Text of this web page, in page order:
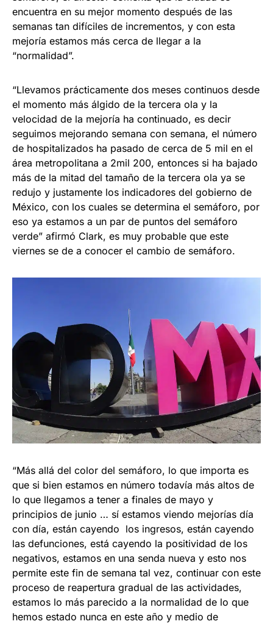
encuentra en su mejor momento después de las
semanas tan difíciles de incrementos, y con esta
mejoría estamos más cerca de llegar a la
“normalidad”.
“Llevamos prácticamente dos meses continuos desde
el momento más álgido de la tercera ola y la
velocidad de la mejoría ha continuado, es decir
seguimos mejorando semana con semana, el número
de hospitalizados ha pasado de cerca de 5 mil en el
área metropolitana a 2mil 200, entonces si ha bajado
más de la mitad del tamaño de la tercera ola ya se
redujo y justamente los indicadores del gobierno de
México, con los cuales se determina el semáforo, por
eso ya estamos a un par de puntos del semáforo
verde” afirmó Clark, es muy probable que este
viernes se de a conocer el cambio de semáforo.
“Más allá del color del semáforo, lo que importa es
que si bien estamos en número todavía más altos de
lo que llegamos a tener a finales de mayo y
principios de junio … sí estamos viendo mejorías día
con día, están cayendo los ingresos, están cayendo
las defunciones, está cayendo la positividad de los
negativos, estamos en una senda nueva y esto nos
permite este fin de semana tal vez, continuar con este
proceso de reapertura gradual de las actividades,
estamos lo más parecido a la normalidad de lo que
hemos estado nunca en este año y medio de